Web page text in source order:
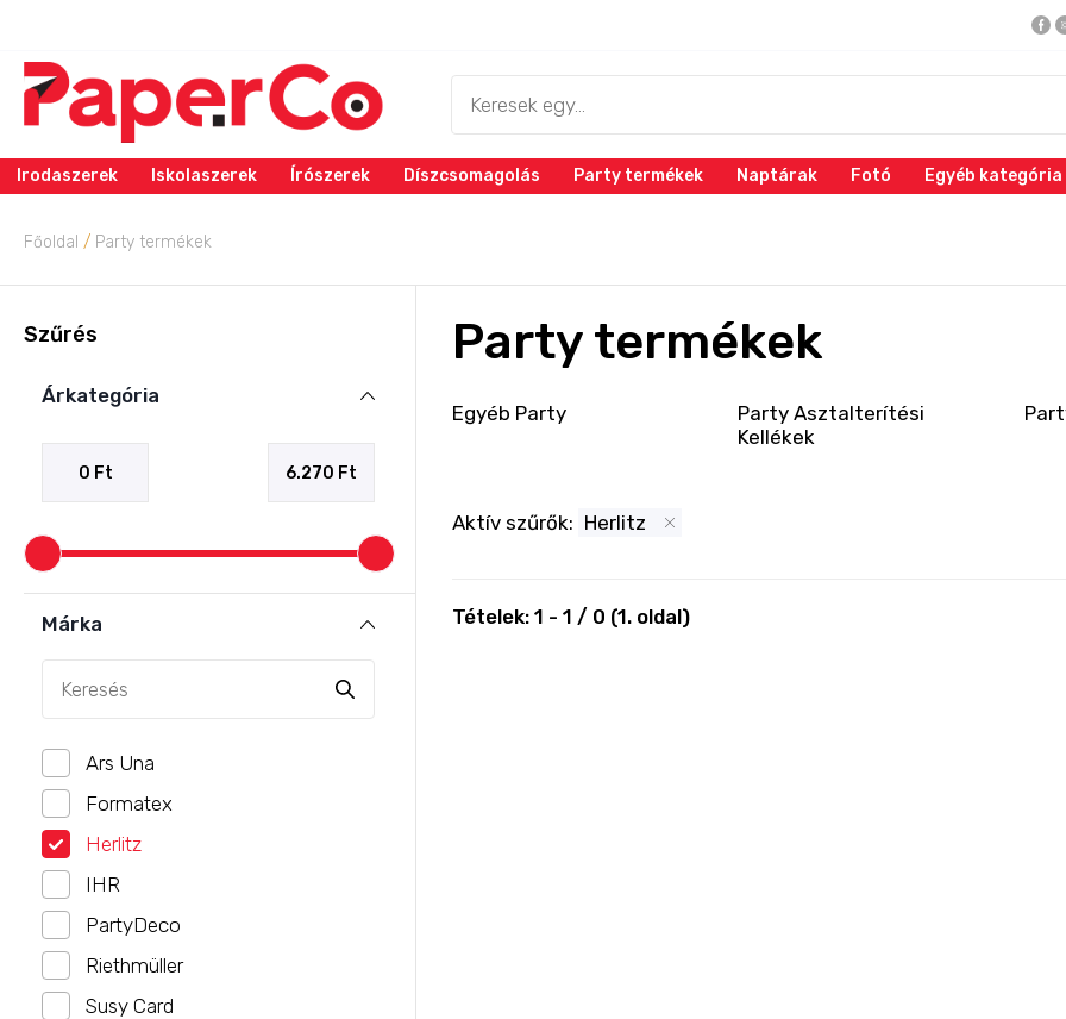
Irodaszerek Iskolaszerek Írószerek Díszcsomagolás Party termékek Naptárak Fotó Egyéb kategória
Főoldal / Party termékek
Szűrés
Árkategória
Márka
Ars Una
Formatex
Herlitz
IHR
PartyDeco
Riethmüller
Susy Card
Party termékek
Egyéb Party
Party Asztalterítési
Kellékek
Aktív szűrők: Herlitz
Tételek: 1 - 1 / 0 (1. oldal)